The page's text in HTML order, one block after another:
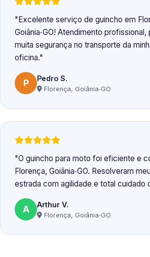
Excelente serviço de guincho em
Goiânia‑GO! Atendimento
muita segurança no transporte da
oficina.
P Pedro S.
Florença, Goiânia‑GO
O guincho para moto foi eficiente e
Florença, Goiânia‑GO. Resolveram
estrada com agilidade e total cuidado
A Arthur V.
Florença, Goiânia‑GO